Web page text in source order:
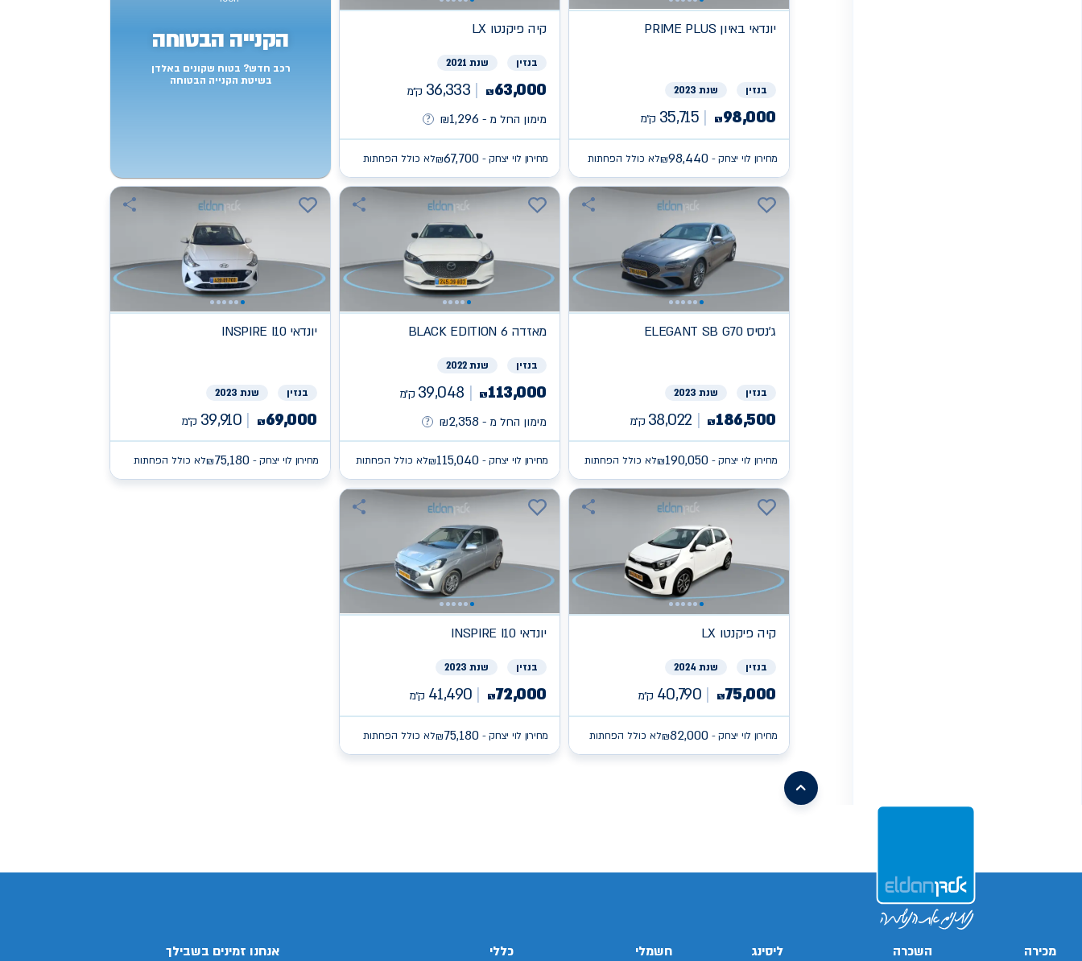
יונדאי PRIME PLUS באיון
בנזין שנת 2023
₪98,000
35,715 ק״מ
מחירון לוי יצחק - ₪98,440 לא כולל הפחתות
קיהפיקנטו LX
בנזין שנת 2021
₪63,000
36,333 ק״מ
מימון החל מ -
₪1,296
מחירון לוי יצחק - ₪67,700 לא כולל הפחתות
הקנייה הבטוחה
רכב חדש? בטוח שקונים באלדן
בשיטת הקנייה הבטוחה
ג'נסיסELEGANT SB G70
בנזין שנת 2023
₪186,500
38,022 ק״מ
מחירון לוי יצחק - ₪190,050 לא כולל הפחתות
מאזדה BLACK EDITION 6
בנזין שנת 2022
₪113,000
39,048 ק״מ
מימון החל מ -
₪2,358
מחירון לוי יצחק - ₪115,040 לא כולל הפחתות
יונדאיINSPIRE I10
בנזין שנת 2023
₪69,000
39,910 ק״מ
מחירון לוי יצחק - ₪75,180 לא כולל הפחתות
קיהפיקנטו LX
בנזין שנת 2024
₪75,000
40,790 ק״מ
מחירון לוי יצחק - ₪82,000 לא כולל הפחתות
יונדאיINSPIRE I10
בנזין שנת 2023
₪72,000
41,490 ק״מ
מחירון לוי יצחק - ₪75,180 לא כולל הפחתות
d-
max/search/firsthand/19559103/יונדאי-באיון /search/firsthand/73605402/קיה-פיקנטו
g70/search/firsthand/24539803/מאזדה-6
i10/search/firsthand/64326803/קיה-פיקנטו
מכירה השכרה ליסינג חשמלי כללי אנחנו זמינים בשבילך